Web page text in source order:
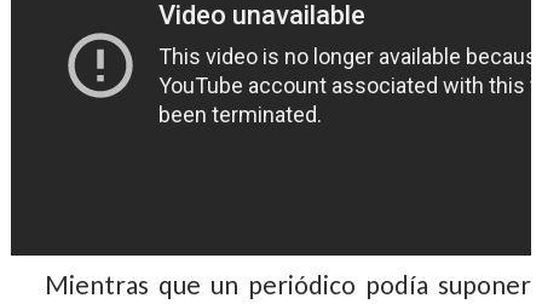
Mientras que un periódico podía suponer